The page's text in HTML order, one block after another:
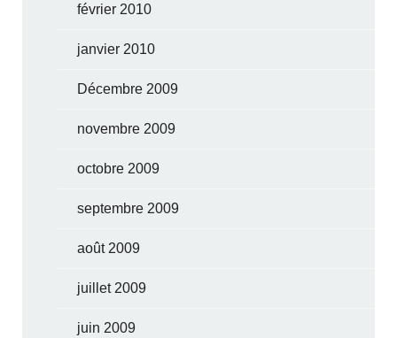
février 2010
janvier 2010
Décembre 2009
novembre 2009
octobre 2009
septembre 2009
août 2009
juillet 2009
juin 2009